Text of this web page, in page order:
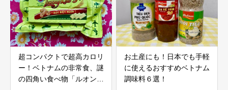
超コンパクトで超高カロリ
ー！ベトナムの非常食、謎
の四角い食べ物「ルオン・
お土産にも！日本でも手軽
に使えるおすすめベトナム
調味料６選！